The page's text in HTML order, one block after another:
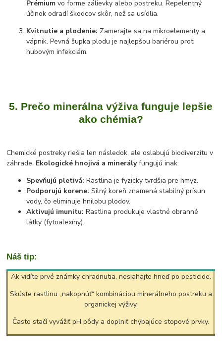
Prémium vo forme zálievky alebo postreku. Repelentný
účinok odradí škodcov skôr, než sa usídlia.
Kvitnutie a plodenie: Zamerajte sa na mikroelementy a
vápnik. Pevná šupka plodu je najlepšou bariérou proti
hubovým infekciám.
5. Prečo minerálna výživa funguje lepšie
ako chémia?
Chemické postreky riešia len následok, ale oslabujú biodiverzitu v
záhrade. Ekologické hnojivá a minerályfungujú inak:
Spevňujú pletivá: Rastlina je fyzicky tvrdšia pre hmyz.
Podporujú korene: Silný koreň znamená stabilný prísun
vody, čo eliminuje hnilobu plodov.
Aktivujú imunitu: Rastlina produkuje vlastné obranné
látky (fytoalexíny).
Náš tip:
Ak vidíte prvé známky chradnutia, nesiahajte hneď po pesticide.
Skúste rastlinu „nakopnúť“ kombináciou minerálneho postreku a
organickej výživy.
Často stačí vyvážiť pH pôdy a doplniť chýbajúce stopové prvky.